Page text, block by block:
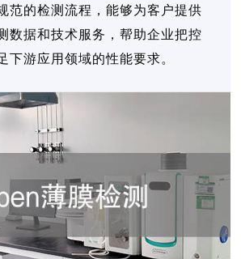
范的检测流程，能够为客户提供
数据和技术服务，帮助企业把控
下游应用领域的性能要求。